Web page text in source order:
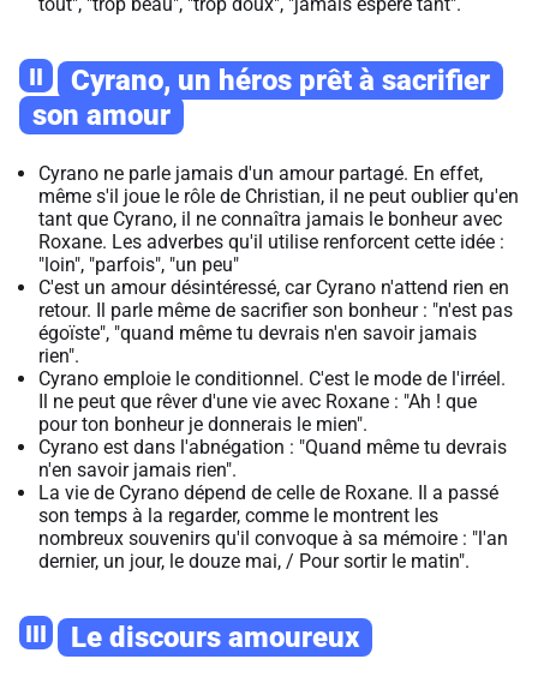
II
Cyrano, un héros prêt à sacrifier
son amour
Cyrano ne parle jamais d'un amour partagé. En effet,
même s'il joue le rôle de Christian, il ne peut oublier qu'en
tant que Cyrano, il ne connaîtra jamais le bonheur avec
Roxane. Les adverbes qu'il utilise renforcent cette idée :
"loin", "parfois", "un peu"
C'est un amour désintéressé, car Cyrano n'attend rien en
retour. Il parle même de sacrifier son bonheur : "n'est pas
égoïste", "quand même tu devrais n'en savoir jamais
rien".
Cyrano emploie le conditionnel. C'est le mode de l'irréel.
Il ne peut que rêver d'une vie avec Roxane : "Ah ! que
pour ton bonheur je donnerais le mien".
Cyrano est dans l'abnégation : "Quand même tu devrais
n'en savoir jamais rien".
La vie de Cyrano dépend de celle de Roxane. Il a passé
son temps à la regarder, comme le montrent les
nombreux souvenirs qu'il convoque à sa mémoire : "l'an
dernier, un jour, le douze mai, / Pour sortir le matin".
III Le discours amoureux